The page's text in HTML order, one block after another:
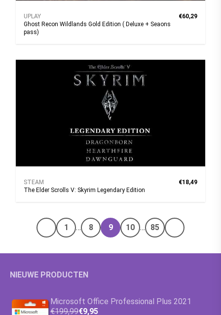
UPLAY
Ghost Recon Wildlands Gold Edition ( Deluxe + Seaons
pass)
€60,29
STEAM
The Elder Scrolls V: Skyrim Legendary Edition
€18,49
Vorige pagina
1 … 8 9 10 … 85
Volgende
NIEUWE PRODUCTEN
Microsoft Office Professional Plus 2021
€199,99€9,95